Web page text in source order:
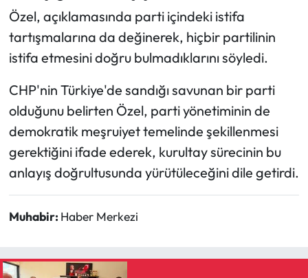
Özel, açıklamasında parti içindeki istifa
tartışmalarına da değinerek, hiçbir partilinin
istifa etmesini doğru bulmadıklarını söyledi.
CHP'nin Türkiye'de sandığı savunan bir parti
olduğunu belirten Özel, parti yönetiminin de
demokratik meşruiyet temelinde şekillenmesi
gerektiğini ifade ederek, kurultay sürecinin bu
anlayış doğrultusunda yürütüleceğini dile getirdi.
Muhabir: Haber Merkezi